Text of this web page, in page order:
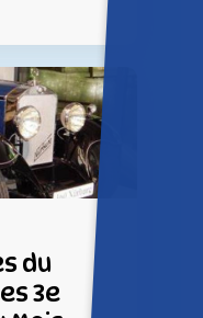
du
3e